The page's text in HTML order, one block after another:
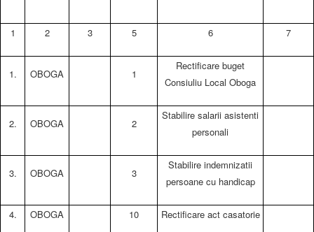
1 2 3 5 6 7
1. OBOGA 1
Rectificare buget
Consiuliu Local Oboga
2. OBOGA 2
Stabilire salarii asistenti
personali
3. OBOGA 3
Stabilire indemnizatii
persoane cu handicap
4. OBOGA 10 Rectificare act casatorie